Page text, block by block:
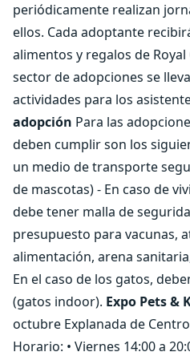
periódicamente realizan
ellos. Cada adoptante
alimentos y regalos de Royal
sector de adopciones se
actividades para los
adopción Para las
deben cumplir son los
un medio de transporte
de mascotas) - En caso de
debe tener malla de
presupuesto para vacunas,
alimentación, arena
En el caso de los gatos,
(gatos indoor). Expo Pets &
octubre Explanada de
Horario: • Viernes 14:00 a